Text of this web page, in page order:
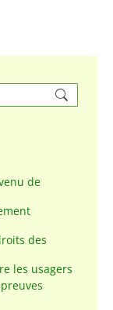
de
des
les usagers